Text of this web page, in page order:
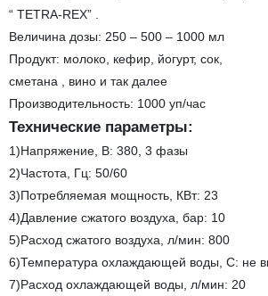
“ TETRA-REX” .
Величина дозы: 250 – 500 – 1000 мл
Продукт: молоко, кефир, йогурт, сок,
сметана , вино и так далее
Производительность: 1000 уп/час
Технические параметры:
1)Напряжение, В: 380, 3 фазы
2)Частота, Гц: 50/60
3)Потребляемая мощность, КВт: 23
4)Давление сжатого воздуха, бар: 10
5)Расход сжатого воздуха, л/мин: 800
6)Температура охлаждающей воды, С: не
7)Расход охлаждающей воды, л/мин: 20